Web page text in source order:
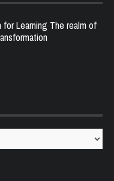
for Learning The realm of